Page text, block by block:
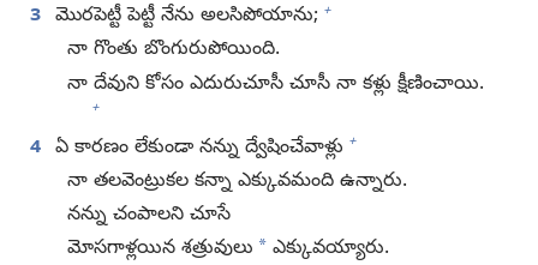
3 మొరపెట్టీ పెట్టీ నేను అలసిపోయాను; +
నా గొంతు బొంగురుపోయింది.
నా దేవుని కోసం ఎదురుచూసీ చూసీ నా కళ్లు క్షీణించాయి.
+
4 ఏ కారణం లేకుండా నన్ను ద్వేషించేవాళ్లు +
నా తలవెంట్రుకల కన్నా ఎక్కువమంది ఉన్నారు.
నన్ను చంపాలని చూసే
మోసగాళ్లయిన శత్రువులు * ఎక్కువయ్యారు.